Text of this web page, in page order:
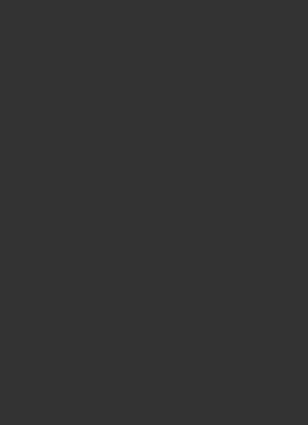
GRACE 버튼 프론트 드레스